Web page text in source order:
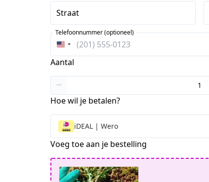
Straat
Verenigde
Staten
Telefoonnummer (optioneel)
Aantal
Hoe wil je betalen?
iDEAL | Wero
Voeg toe aan je bestelling